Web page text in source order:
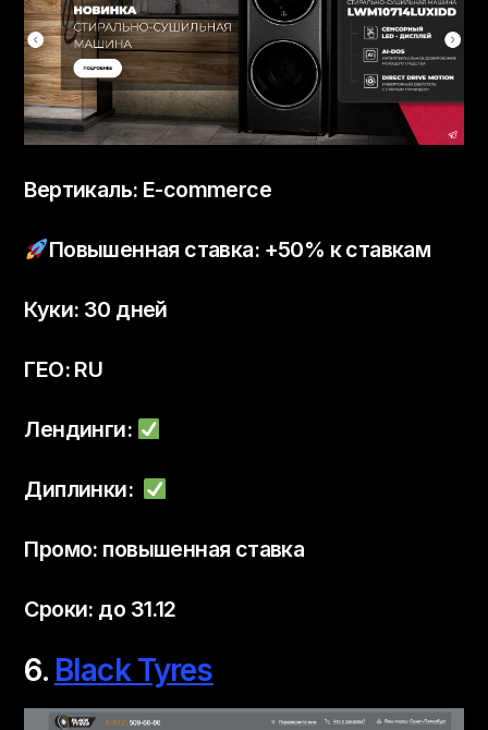
Вертикаль: E-commerce
Повышенная ставка: +50% к ставкам
Куки: 30 дней
ГЕО: RU
Лендинги:
Диплинки:
Промо: повышенная ставка
Сроки: до 31.12
6. Black Tyres